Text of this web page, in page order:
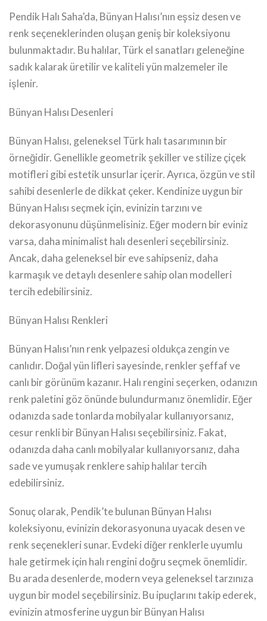
Pendik Halı Saha’da, Bünyan Halısı’nın eşsiz desen ve
renk seçeneklerinden oluşan geniş bir koleksiyonu
bulunmaktadır. Bu halılar, Türk el sanatları geleneğine
sadık kalarak üretilir ve kaliteli yün malzemeler ile
işlenir.
Bünyan Halısı Desenleri
Bünyan Halısı, geleneksel Türk halı tasarımının bir
örneğidir. Genellikle geometrik şekiller ve stilize çiçek
motifleri gibi estetik unsurlar içerir. Ayrıca, özgün ve stil
sahibi desenlerle de dikkat çeker. Kendinize uygun bir
Bünyan Halısı seçmek için, evinizin tarzını ve
dekorasyonunu düşünmelisiniz. Eğer modern bir eviniz
varsa, daha minimalist halı desenleri seçebilirsiniz.
Ancak, daha geleneksel bir eve sahipseniz, daha
karmaşık ve detaylı desenlere sahip olan modelleri
tercih edebilirsiniz.
Bünyan Halısı Renkleri
Bünyan Halısı’nın renk yelpazesi oldukça zengin ve
canlıdır. Doğal yün lifleri sayesinde, renkler şeffaf ve
canlı bir görünüm kazanır. Halı rengini seçerken, odanızın
renk paletini göz önünde bulundurmanız önemlidir. Eğer
odanızda sade tonlarda mobilyalar kullanıyorsanız,
cesur renkli bir Bünyan Halısı seçebilirsiniz. Fakat,
odanızda daha canlı mobilyalar kullanıyorsanız, daha
sade ve yumuşak renklere sahip halılar tercih
edebilirsiniz.
Sonuç olarak, Pendik’te bulunan Bünyan Halısı
koleksiyonu, evinizin dekorasyonuna uyacak desen ve
renk seçenekleri sunar. Evdeki diğer renklerle uyumlu
hale getirmek için halı rengini doğru seçmek önemlidir.
Bu arada desenlerde, modern veya geleneksel tarzınıza
uygun bir model seçebilirsiniz. Bu ipuçlarını takip ederek,
evinizin atmosferine uygun bir Bünyan Halısı